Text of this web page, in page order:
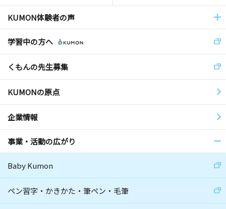
KUMON体験者の声
学習中の方へ
くもんの先生募集
KUMONの原点
企業情報
事業・活動の広がり
Baby Kumon
ペン習字・かきかた・筆ペン・毛筆